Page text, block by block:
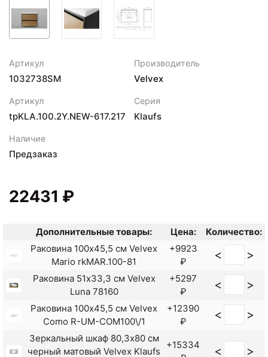
Артикул
1032738SM
Производитель
Velvex
Артикул
tpKLA.100.2Y.NEW-617.217
Серия
Klaufs
Наличие
Предзаказ
22431 ₽
Дополнительные товары: Цена:
Количество:
Раковина 100x45,5 см Velvex
Mario rkMAR.100-81
+9923
₽
< >
Раковина 51x33,3 см Velvex
Luna 78160
+5297
₽
< >
Раковина 100x45,5 см Velvex
Como R-UM-COM100\/1
+12390
₽
< >
Зеркальный шкаф 80,3x80 см
черный матовый Velvex Klaufs
+15334
< >